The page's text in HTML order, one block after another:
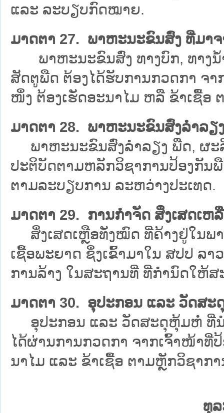
ແລະ ລະບຽບກົດໝາຍ.
ມາດຕາ 27. ພາຫະນະຂົນສົ່ງ ທີ່ມາ
ພາຫະນະຂົນສົ່ງ ທາງບົກ, ທາງນ້ຳ
ສັດຕູພືດ ຕ້ອງໄດ້ຮັບການກວດກາ ຈ
ໜຶ່ງ ຕ້ອງເຮັດອະນາໄມ ຫລື ຂ້າເຊື້ອ
ມາດຕາ 28. ພາຫະນະຂົນສົ່ງລຳລ
ພາຫະນະຂົນສົ່ງລຳລຽງ ພືດ, ຜະ
ປະຕິບັດຕາມຫລັກວິຊາການປ້ອງກັນ
ຕາມລະບຽບການ ລະຫວ່າງປະເທດ.
ມາດຕາ 29. ການກຳຈັດ ສິ່ງເສດເຫ
ສິ່ງເສດເຫຼືອທັງໝົດ ທີ່ຄ້າງຢູ່ໃນພ
ເຊື້ອພະຍາດ ຊຶ່ງເຂົ້າມາໃນ ສປປ ລາ
ການລ້າງ ໃນສະຖານທີ່ ທີ່ກຳນົດໃຫ້ສ
ມາດຕາ 30. ອຸປະກອນ ແລະ ວັດສະ
ອຸປະກອນ ແລະ ວັດສະດຸຫຸ້ມຫໍ່ ທີ່ນ
ໄດ້ຜ່ານການກວດກາ ຈາກເຈົ້າໜ້າທີ່
ນາໄມ ແລະ ຂ້າເຊື້ອ ຕາມຫຼັກວິຊາກ
ທຸ